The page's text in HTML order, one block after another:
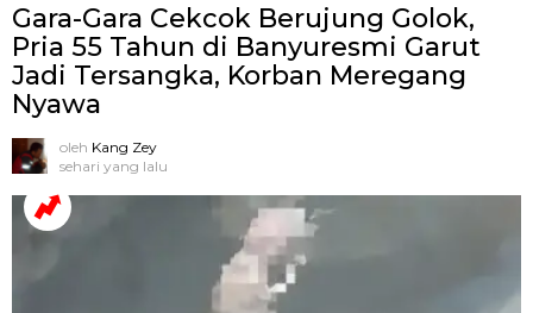
Gara-Gara Cekcok Berujung Golok,
Pria 55 Tahun di Banyuresmi Garut
Jadi Tersangka, Korban Meregang
Nyawa
oleh Kang Zey
sehari yang lalu